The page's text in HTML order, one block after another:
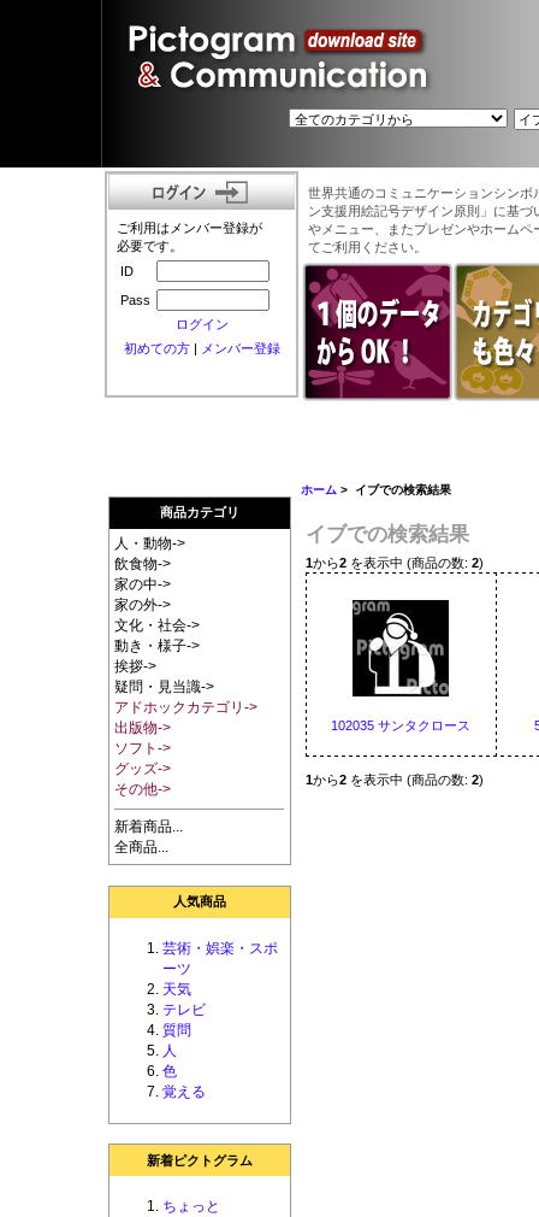
ご利用はメンバー登録が
必要です。
ID
Pass
ログイン
初めての方| メンバー登録
世界共通のコミュニケーションシン
ン支援用絵記号デザイン原則」に基
やメニュー、またプレゼンやホーム
てご利用ください。
商品カテゴリ
人・動物->
飲食物->
家の中->
家の外->
文化・社会->
動き・様子->
挨拶->
疑問・見当識->
アドホックカテゴリ->
出版物->
ソフト->
グッズ->
その他->
新着商品...
全商品...
人気商品
芸術・娯楽・スポ
ーツ
天気
テレビ
質問
人
色
覚える
新着ピクトグラム
ちょっと
ホーム > イブでの検索結果
イブでの検索結果
1から2を表示中 (商品の数: 2)
102035 サンタクロース
1から2を表示中 (商品の数: 2)